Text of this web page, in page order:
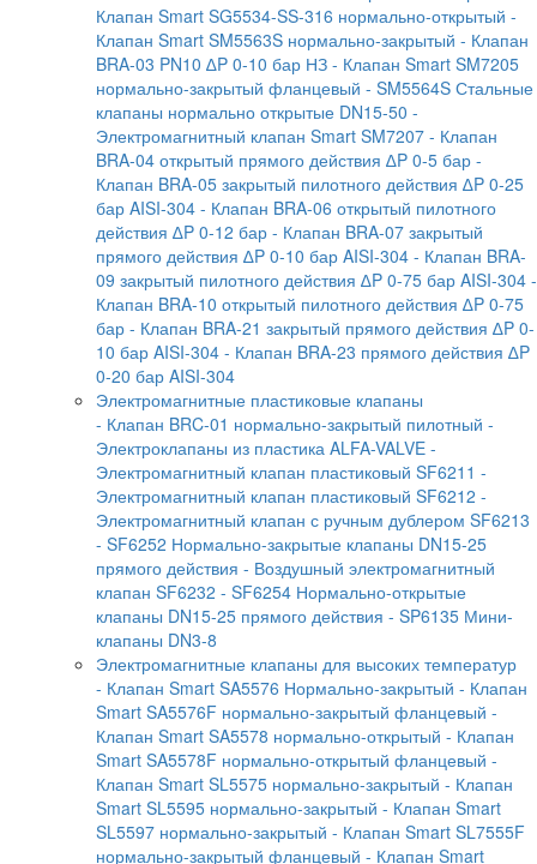
Клапан Smart SG5534-SS-316 нормально-открытый -
Клапан Smart SM5563S нормально-закрытый - Клапан
BRA-03 PN10 ∆P 0-10 бар НЗ - Клапан Smart SM7205
нормально-закрытый фланцевый - SM5564S Стальные
клапаны нормально открытые DN15-50 -
Электромагнитный клапан Smart SM7207 - Клапан
BRA-04 открытый прямого действия ∆P 0-5 бар -
Клапан BRA-05 закрытый пилотного действия ∆P 0-25
бар AISI-304 - Клапан BRA-06 открытый пилотного
действия ∆P 0-12 бар - Клапан BRA-07 закрытый
прямого действия ∆P 0-10 бар AISI-304 - Клапан BRA-
09 закрытый пилотного действия ∆P 0-75 бар AISI-304 -
Клапан BRA-10 открытый пилотного действия ∆P 0-75
бар - Клапан BRA-21 закрытый прямого действия ∆P 0-
10 бар AISI-304 - Клапан BRA-23 прямого действия ∆P
0-20 бар AISI-304
Электромагнитные пластиковые клапаны
- Клапан BRC-01 нормально-закрытый пилотный -
Электроклапаны из пластика ALFA-VALVE -
Электромагнитный клапан пластиковый SF6211 -
Электромагнитный клапан пластиковый SF6212 -
Электромагнитный клапан с ручным дублером SF6213
- SF6252 Нормально-закрытые клапаны DN15-25
прямого действия - Воздушный электромагнитный
клапан SF6232 - SF6254 Нормально-открытые
клапаны DN15-25 прямого действия - SP6135 Мини-
клапаны DN3-8
Электромагнитные клапаны для высоких температур
- Клапан Smart SA5576 Нормально-закрытый - Клапан
Smart SA5576F нормально-закрытый фланцевый -
Клапан Smart SA5578 нормально-открытый - Клапан
Smart SA5578F нормально-открытый фланцевый -
Клапан Smart SL5575 нормально-закрытый - Клапан
Smart SL5595 нормально-закрытый - Клапан Smart
SL5597 нормально-закрытый - Клапан Smart SL7555F
нормально-закрытый фланцевый - Клапан Smart